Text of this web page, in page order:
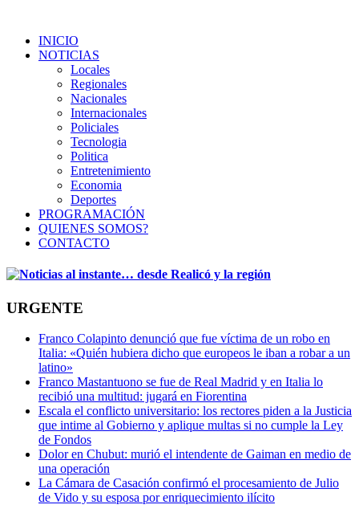
INICIO
NOTICIAS
Locales
Regionales
Nacionales
Internacionales
Policiales
Tecnologia
Politica
Entretenimiento
Economia
Deportes
PROGRAMACIÓN
QUIENES SOMOS?
CONTACTO
URGENTE
Franco Colapinto denunció que fue víctima de un robo en
Italia: «Quién hubiera dicho que europeos le iban a robar a un
latino»
Franco Mastantuono se fue de Real Madrid y en Italia lo
recibió una multitud: jugará en Fiorentina
Escala el conflicto universitario: los rectores piden a la Justicia
que intime al Gobierno y aplique multas si no cumple la Ley
de Fondos
Dolor en Chubut: murió el intendente de Gaiman en medio de
una operación
La Cámara de Casación confirmó el procesamiento de Julio
de Vido y su esposa por enriquecimiento ilícito